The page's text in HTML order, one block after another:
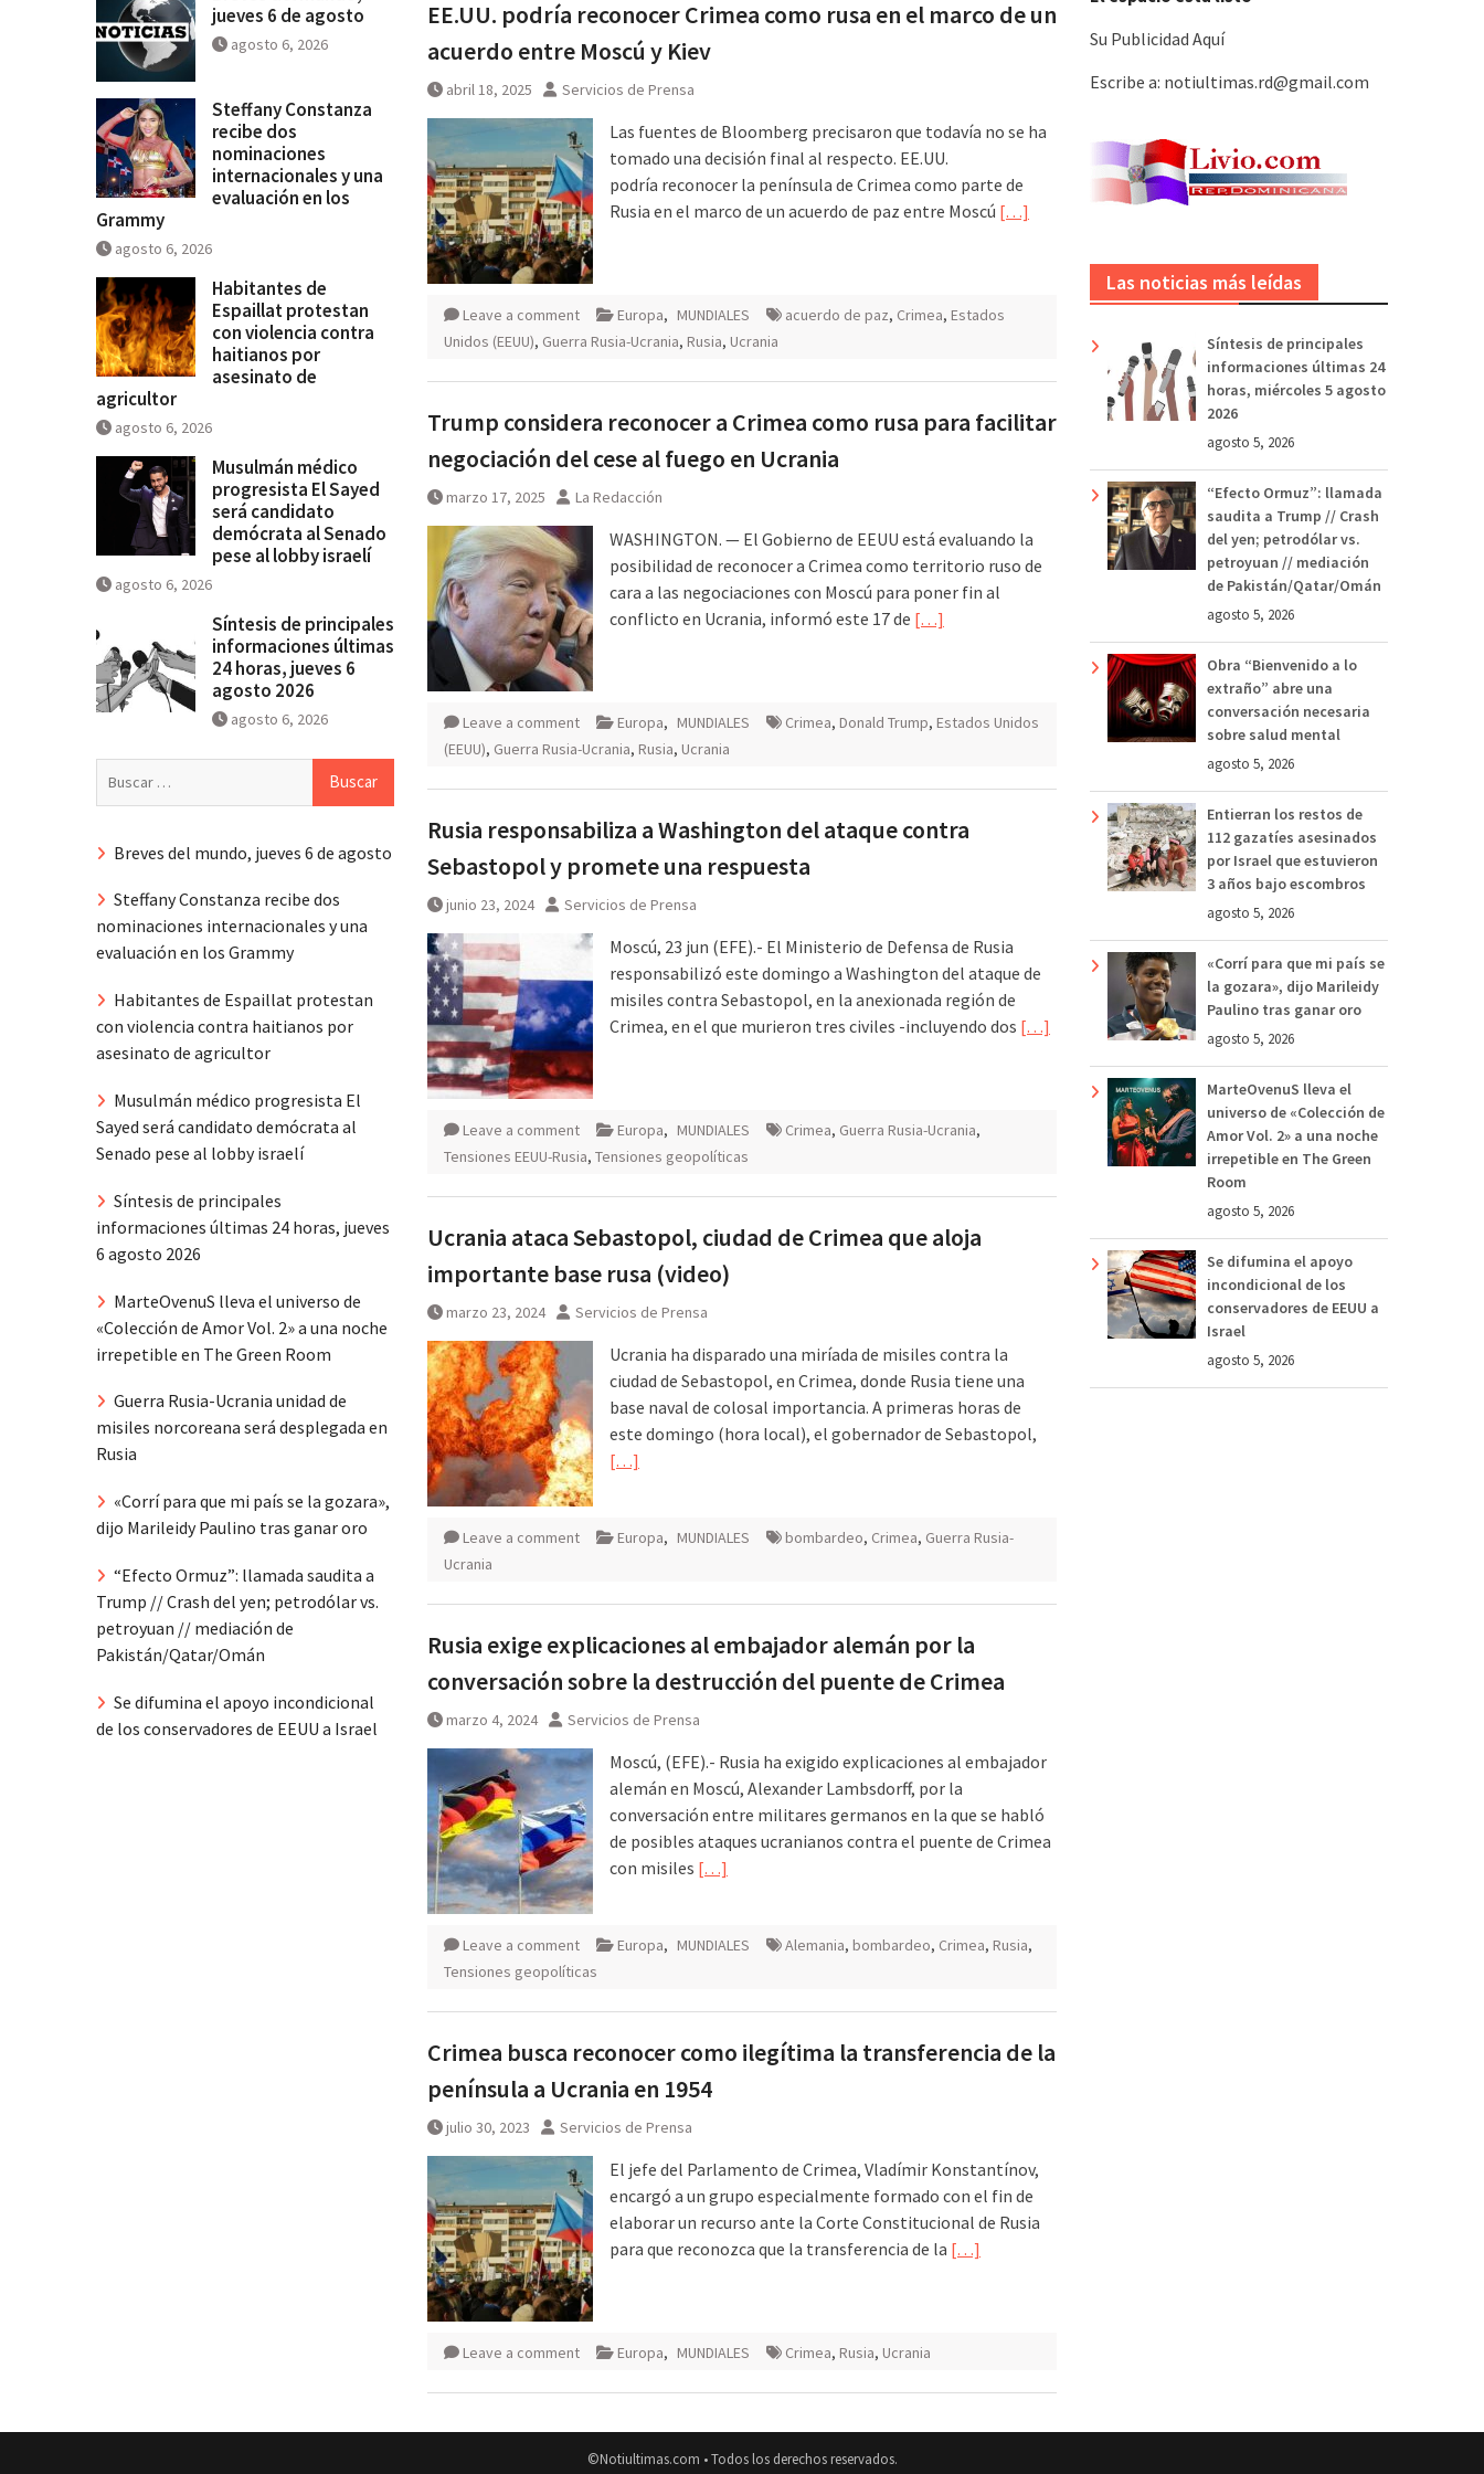
EE.UU. podría reconocer Crimea como rusa en el marco de un
acuerdo entre Moscú y Kiev
abril 18, 2025 Servicios de Prensa
Las fuentes de Bloomberg precisaron que todavía no se ha
tomado una decisión final al respecto. EE.UU.
podría reconocer la península de Crimea como parte de
Rusia en el marco de un acuerdo de paz entre Moscú […]
Leave a comment Europa, MUNDIALES acuerdo de paz, Crimea, Estados
Unidos (EEUU), Guerra Rusia-Ucrania, Rusia, Ucrania
Trump considera reconocer a Crimea como rusa para facilitar
negociación del cese al fuego en Ucrania
marzo 17, 2025 La Redacción
WASHINGTON. — El Gobierno de EEUU está evaluando la
posibilidad de reconocer a Crimea como territorio ruso de
cara a las negociaciones con Moscú para poner fin al
conflicto en Ucrania, informó este 17 de […]
Leave a comment Europa, MUNDIALES Crimea, Donald Trump, Estados Unidos
(EEUU), Guerra Rusia-Ucrania, Rusia, Ucrania
Rusia responsabiliza a Washington del ataque contra
Sebastopol y promete una respuesta
junio 23, 2024 Servicios de Prensa
Moscú, 23 jun (EFE).- El Ministerio de Defensa de Rusia
responsabilizó este domingo a Washington del ataque de
misiles contra Sebastopol, en la anexionada región de
Crimea, en el que murieron tres civiles -incluyendo dos […]
Leave a comment Europa, MUNDIALES Crimea, Guerra Rusia-Ucrania,
Tensiones EEUU-Rusia, Tensiones geopolíticas
Ucrania ataca Sebastopol, ciudad de Crimea que aloja
importante base rusa (video)
marzo 23, 2024 Servicios de Prensa
Ucrania ha disparado una miríada de misiles contra la
ciudad de Sebastopol, en Crimea, donde Rusia tiene una
base naval de colosal importancia. A primeras horas de
este domingo (hora local), el gobernador de Sebastopol,
[…]
Leave a comment Europa, MUNDIALES bombardeo, Crimea, Guerra Rusia-
Ucrania
Rusia exige explicaciones al embajador alemán por la
conversación sobre la destrucción del puente de Crimea
marzo 4, 2024 Servicios de Prensa
Moscú, (EFE).- Rusia ha exigido explicaciones al embajador
alemán en Moscú, Alexander Lambsdorff, por la
conversación entre militares germanos en la que se habló
de posibles ataques ucranianos contra el puente de Crimea
con misiles […]
Leave a comment Europa, MUNDIALES Alemania, bombardeo, Crimea, Rusia,
Tensiones geopolíticas
Crimea busca reconocer como ilegítima la transferencia de la
península a Ucrania en 1954
julio 30, 2023 Servicios de Prensa
El jefe del Parlamento de Crimea, Vladímir Konstantínov,
encargó a un grupo especialmente formado con el fin de
elaborar un recurso ante la Corte Constitucional de Rusia
para que reconozca que la transferencia de la […]
Leave a comment Europa, MUNDIALES Crimea, Rusia, Ucrania
Su Publicidad Aquí
Escribe a: notiultimas.rd@gmail.com
Las noticias más leídas
Síntesis de principales
informaciones últimas 24
horas, miércoles 5 agosto
2026
agosto 5, 2026
“Efecto Ormuz”: llamada
saudita a Trump // Crash
del yen; petrodólar vs.
petroyuan // mediación
de Pakistán/Qatar/Omán
agosto 5, 2026
Obra “Bienvenido a lo
extraño” abre una
conversación necesaria
sobre salud mental
agosto 5, 2026
Entierran los restos de
112 gazatíes asesinados
por Israel que estuvieron
3 años bajo escombros
agosto 5, 2026
«Corrí para que mi país se
la gozara», dijo Marileidy
Paulino tras ganar oro
agosto 5, 2026
MarteOvenuS lleva el
universo de «Colección de
Amor Vol. 2» a una noche
irrepetible en The Green
Room
agosto 5, 2026
Se difumina el apoyo
incondicional de los
conservadores de EEUU a
Israel
agosto 5, 2026
jueves 6 de agosto
agosto 6, 2026
Steffany Constanza
recibe dos
nominaciones
internacionales y una
evaluación en los
Grammy
agosto 6, 2026
Habitantes de
Espaillat protestan
con violencia contra
haitianos por
asesinato de
agricultor
agosto 6, 2026
Musulmán médico
progresista El Sayed
será candidato
demócrata al Senado
pese al lobby israelí
agosto 6, 2026
Síntesis de principales
informaciones últimas
24 horas, jueves 6
agosto 2026
agosto 6, 2026
Breves del mundo, jueves 6 de agosto
Steffany Constanza recibe dos
nominaciones internacionales y una
evaluación en los Grammy
Habitantes de Espaillat protestan
con violencia contra haitianos por
asesinato de agricultor
Musulmán médico progresista El
Sayed será candidato demócrata al
Senado pese al lobby israelí
Síntesis de principales
informaciones últimas 24 horas, jueves
6 agosto 2026
MarteOvenuS lleva el universo de
«Colección de Amor Vol. 2» a una noche
irrepetible en The Green Room
Guerra Rusia-Ucrania unidad de
misiles norcoreana será desplegada en
Rusia
«Corrí para que mi país se la gozara»,
dijo Marileidy Paulino tras ganar oro
“Efecto Ormuz”: llamada saudita a
Trump // Crash del yen; petrodólar vs.
petroyuan // mediación de
Pakistán/Qatar/Omán
Se difumina el apoyo incondicional
de los conservadores de EEUU a Israel
©Notiultimas.com • Todos los derechos reservados.